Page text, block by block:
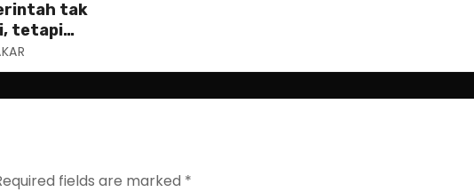
tak
tetapi
fields are marked *